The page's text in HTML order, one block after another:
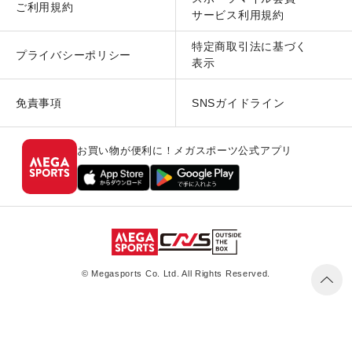
ご利用規約
サービス利用規約
プライバシーポリシー
特定商取引法に基づく
表示
免責事項 SNSガイドライン
お買い物が便利に！メガスポーツ公式アプリ
© Megasports Co. Ltd. All Rights Reserved.